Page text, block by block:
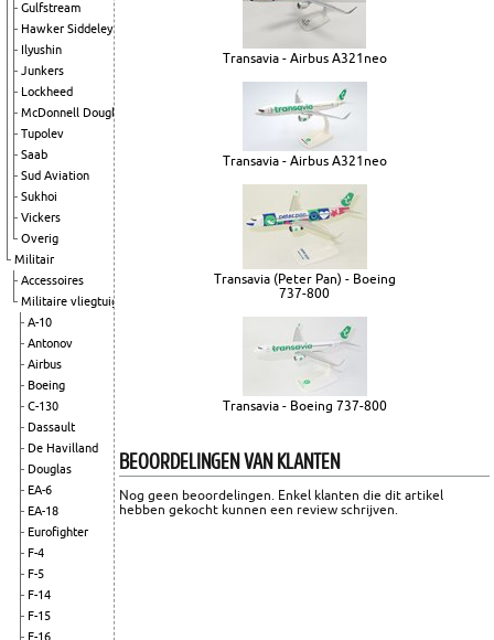
Gulfstream
Hawker Siddeley
Ilyushin
Junkers
Lockheed
McDonnell Douglas
Tupolev
Saab
Sud Aviation
Sukhoi
Vickers
Overig
Militair
Accessoires
Militaire vliegtuigen
A-10
Antonov
Airbus
Boeing
C-130
Dassault
De Havilland
Douglas
EA-6
EA-18
Eurofighter
F-4
F-5
F-14
F-15
F-16
Transavia - Airbus A321neo
Transavia - Airbus A321neo
Transavia (Peter Pan) - Boeing
737-800
Transavia - Boeing 737-800
BEOORDELINGEN VAN KLANTEN
Nog geen beoordelingen. Enkel klanten die dit artikel
hebben gekocht kunnen een review schrijven.